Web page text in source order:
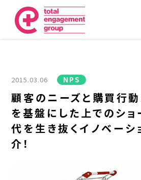
2015.03.06 NPS
顧客のニーズと購買行動
を基盤にした上でのショ
代を生き抜くイノベーシ
介！